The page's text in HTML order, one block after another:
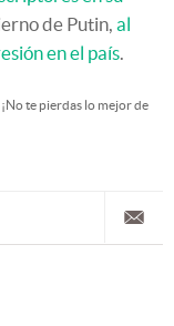
de Putin, al
en el país.
. ¡No te pierdas lo mejor de